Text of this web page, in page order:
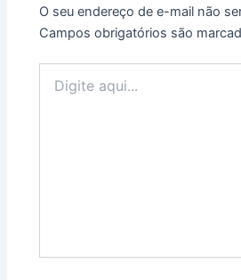
O seu endereço de e-mail não
Campos obrigatórios são
aqui...